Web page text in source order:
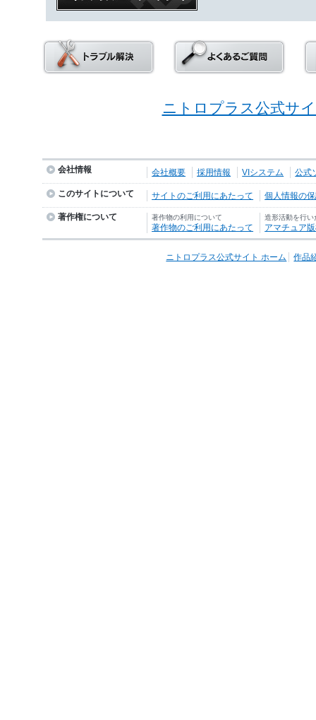
ニトロプラス公式サ
会社情報 会社概要 採用情報 VIシステム 公式
このサイトについて サイトのご利用にあたって 個人情報の
著作権について 著作物の利用について
著作物のご利用にあたって
造形活動を行い
アマチュア
ニトロプラス公式サイト ホーム 作品